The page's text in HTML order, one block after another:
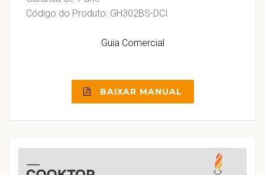
Código do Produto: GH302BS-DCI
Guia Comercial
BAIXAR MANUAL